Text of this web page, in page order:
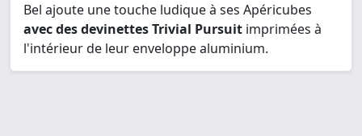
Bel ajoute une touche ludique à ses Apéricubes
avec des devinettes Trivial Pursuit imprimées à
l'intérieur de leur enveloppe aluminium.